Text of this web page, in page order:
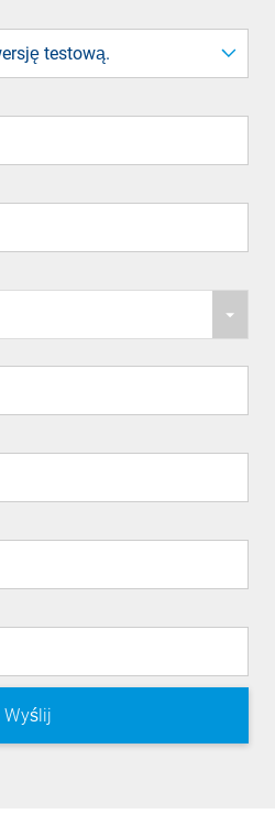
testową.
to ciągły proces